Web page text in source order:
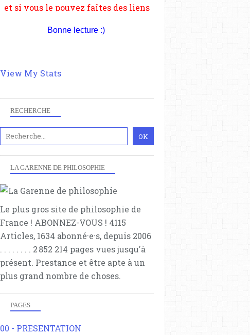
RECHERCHE
LA GARENNE DE PHILOSOPHIE
Le plus gros site de philosophie de
France ! ABONNEZ-VOUS ! 4115
Articles, 1634 abonné·e·s, depuis 2006
. . . . . . . . 2 852 214 pages vues jusqu'à
présent. Prestance et être apte à un
plus grand nombre de choses.
PAGES
00 - PRESENTATION
Bonne lecture :)
View My Stats